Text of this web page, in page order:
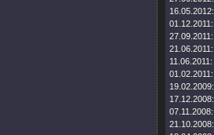
16.05.2012:
01.12.2011:
27.09.2011:
21.06.2011:
11.06.2011:
01.02.2011:
19.02.2009:
17.12.2008:
07.11.2008:
21.10.2008: